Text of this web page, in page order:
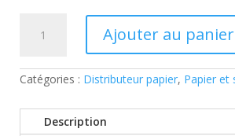
Distributeur
enchevêtré
Ajouter au panier
Catégories : Distributeur papier, Papier et
Description